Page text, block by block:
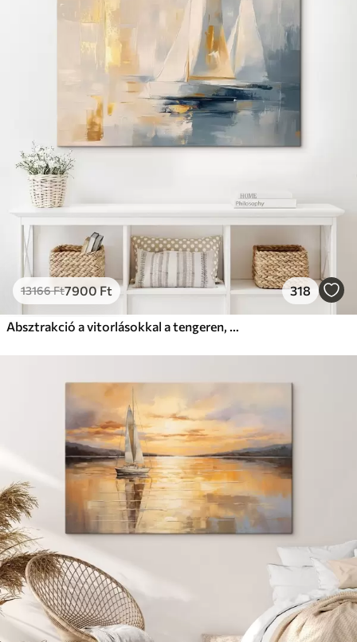
13166Ft7900 Ft 318
Absztrakció a vitorlásokkal a tengeren, akril stílusban, naplemente